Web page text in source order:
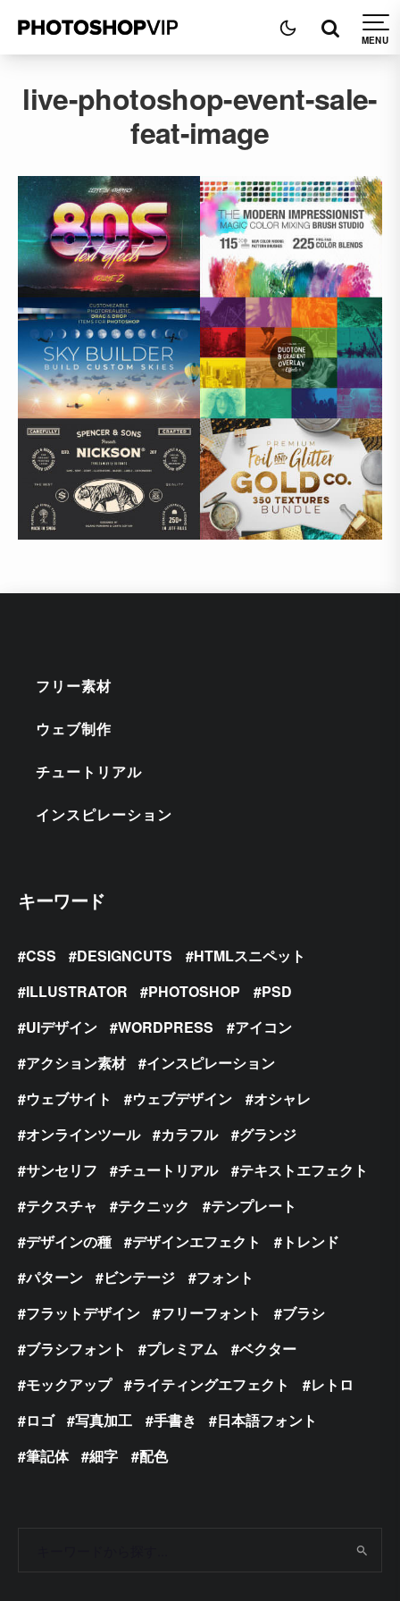
live-photoshop-event-sale-
feat-image
フリー素材
ウェブ制作
チュートリアル
インスピレーション
キーワード
CSS DESIGNCUTS
HTMLスニペット
ILLUSTRATOR
PHOTOSHOP
PSD
UIデザイン
WORDPRESS
アイコン
アクション素材
インスピレーション
ウェブサイト
ウェブデザイン
オシャレ
オンラインツール
カラフル
グランジ
サンセリフ
チュートリアル
テキストエフェクト
テクスチャ
テクニック
テンプレート
デザインの種
デザインエフェクト
トレンド
パターン
ビンテージ
フォント
フラットデザイン
フリーフォント
ブラシ
ブラシフォント
プレミアム
ベクター
モックアップ
ライティングエフェクト
レトロ
ロゴ
写真加工 手書き
日本語フォント
筆記体
細字 配色